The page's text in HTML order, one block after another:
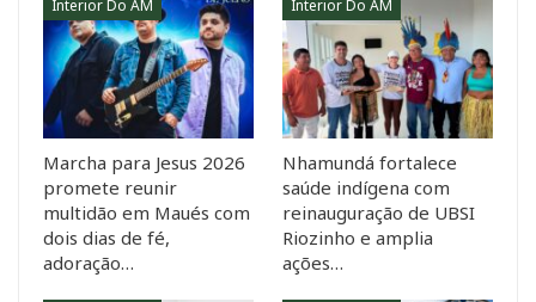
Interior Do AM
Marcha para Jesus 2026
promete reunir
multidão em Maués com
dois dias de fé,
adoração…
Interior Do AM
Nhamundá fortalece
saúde indígena com
reinauguração de UBSI
Riozinho e amplia
ações…